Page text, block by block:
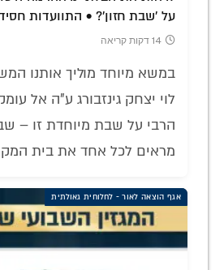
על 'שבת חזון'? • התוועדות
14 דקות קריאה
במשא מיוחד מוליך אותנו
לוי יצחק גינזבורג ע"ה אל
הרבי על שבת מיוחדת זו –
מראים לכל אחד את בית
אגף הוצאה לאור - לחלוחית גאולתית